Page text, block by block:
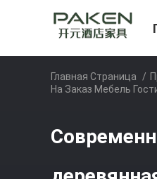
Главная Страница /
На Заказ Мебель